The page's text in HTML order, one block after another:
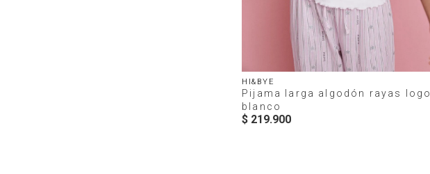
HI&BYE
Pijama larga algodón rayas logo
blanco
$ 219.900